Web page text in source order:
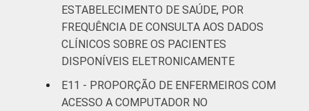
ESTABELECIMENTO DE SAÚDE, POR
FREQUÊNCIA DE CONSULTA AOS DADOS
CLÍNICOS SOBRE OS PACIENTES
DISPONÍVEIS ELETRONICAMENTE
E11 - PROPORÇÃO DE ENFERMEIROS COM
ACESSO A COMPUTADOR NO